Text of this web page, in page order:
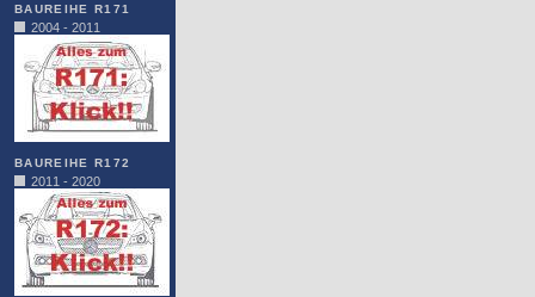
BAUREIHE R171
2004 - 2011
BAUREIHE R172
2011 - 2020